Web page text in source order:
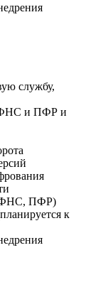
службу,
ФНС и ПФР и
(ФНС, ПФР)
к